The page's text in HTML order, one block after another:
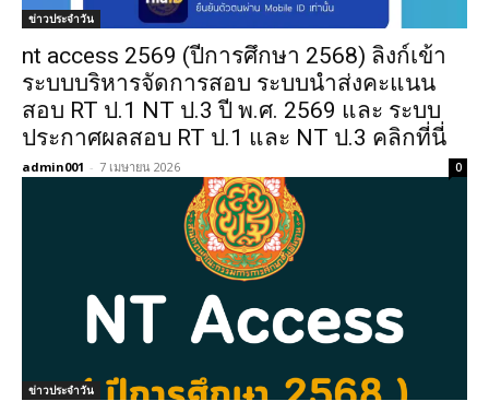
ข่าวประจำวัน
nt access 2569 (ปีการศึกษา 2568) ลิงก์เข้า
ระบบบริหารจัดการสอบ ระบบนำส่งคะแนน
สอบ RT ป.1 NT ป.3 ปี พ.ศ. 2569 และ ระบบ
ประกาศผลสอบ RT ป.1 และ NT ป.3 คลิกที่นี่
admin001 - 7 เมษายน 2026 0
ข่าวประจำวัน